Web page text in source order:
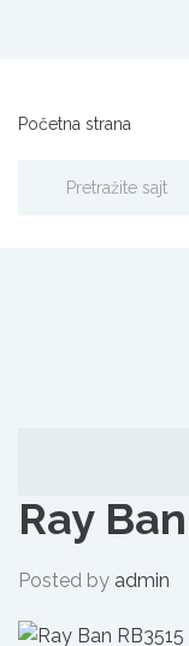
Početna strana
Ray
Posted by admin